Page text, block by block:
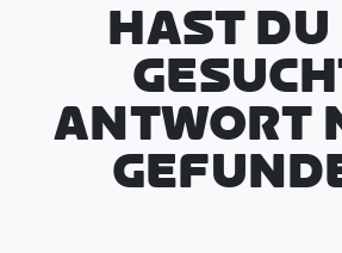
HAST DU
ANTWORT